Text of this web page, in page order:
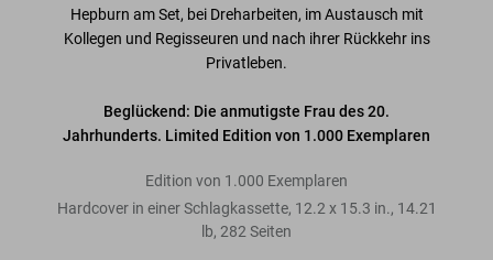
Hepburn am Set, bei Dreharbeiten, im Austausch mit
Kollegen und Regisseuren und nach ihrer Rückkehr ins
Privatleben.
Beglückend: Die anmutigste Frau des 20.
Jahrhunderts. Limited Edition von 1.000 Exemplaren
Edition von 1.000 Exemplaren
Hardcover in einer Schlagkassette, 12.2 x 15.3 in., 14.21
lb, 282 Seiten